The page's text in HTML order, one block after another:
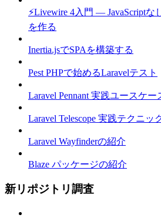
⚡Livewire 4入門 — JavaScript
を作る
Inertia.jsでSPAを構築する
Pest PHPで始めるLaravelテスト
Laravel Pennant 実践ユースケー
Laravel Telescope 実践テクニッ
Laravel Wayfinderの紹介
Blaze パッケージの紹介
新リポジトリ調査